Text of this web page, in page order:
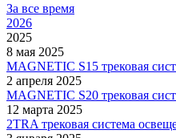
За все время
2026
2025
8 мая 2025
MAGNETIC S15 трековая
2 апреля 2025
MAGNETIC S20 трековая
12 марта 2025
2TRA трековая система